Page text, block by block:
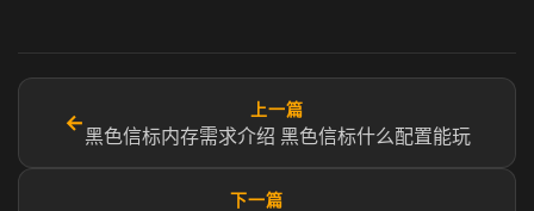
←
上一篇
黑色信标内存需求介绍 黑色信标什么配置能玩
下一篇